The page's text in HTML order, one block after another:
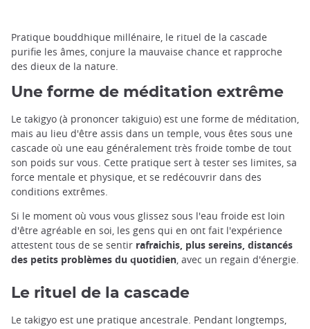
Pratique bouddhique millénaire, le rituel de la cascade
purifie les âmes, conjure la mauvaise chance et rapproche
des dieux de la nature.
Une forme de méditation extrême
Le takigyo (à prononcer takiguio) est une forme de méditation,
mais au lieu d'être assis dans un temple, vous êtes sous une
cascade où une eau généralement très froide tombe de tout
son poids sur vous. Cette pratique sert à tester ses limites, sa
force mentale et physique, et se redécouvrir dans des
conditions extrêmes.
Si le moment où vous vous glissez sous l'eau froide est loin
d'être agréable en soi, les gens qui en ont fait l'expérience
attestent tous de se sentir rafraichis, plus sereins, distancés
des petits problèmes du quotidien, avec un regain d'énergie.
Le rituel de la cascade
Le takigyo est une pratique ancestrale. Pendant longtemps,